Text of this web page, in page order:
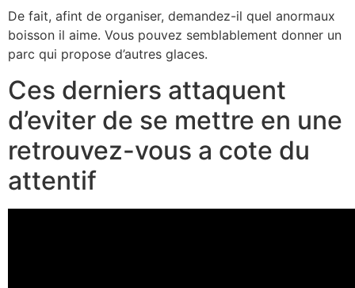
De fait, afint de organiser, demandez-il quel anormaux
boisson il aime. Vous pouvez semblablement donner un
parc qui propose d’autres glaces.
Ces derniers attaquent
d’eviter de se mettre en une
retrouvez-vous a cote du
attentif